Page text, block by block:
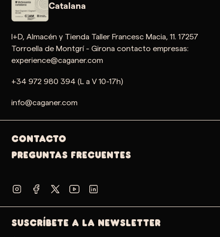
Catalana
I+D, Almacén y Tienda Taller Francesc Macia, 11. 17257
Torroella de Montgrí - Girona contacto empresas:
experience@caganer.com
+34 972 980 394 (L a V 10-17h)
info@caganer.com
Contacto
PREGUNTAS FRECUENTES
SUSCRÍBETE A LA NEWSLETTER